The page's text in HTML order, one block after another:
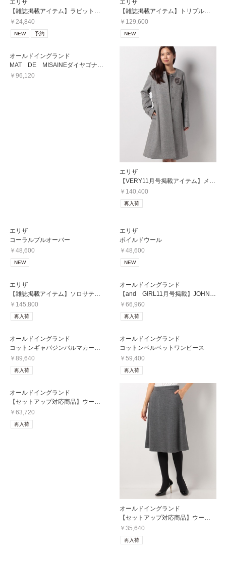
エリザ
￥24,840
NEW 予約
エリザ
￥129,600
NEW
オールドイングランド
￥96,120
エリザ
￥140,400
再入荷
エリザ
コーラルプルオーバー
￥48,600
NEW
エリザ
ボイルドウール
￥48,600
NEW
エリザ
￥145,800
再入荷
オールドイングランド
￥66,960
再入荷
オールドイングランド
￥89,640
再入荷
オールドイングランド
コットンベルベットワンピース
￥59,400
再入荷
オールドイングランド
￥63,720
再入荷
オールドイングランド
￥35,640
再入荷